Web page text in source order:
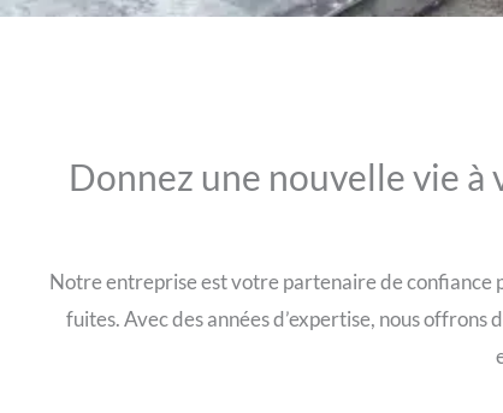
Donnez une nouvelle vie à
Notre entreprise est votre partenaire de confiance
fuites. Avec des années d’expertise, nous